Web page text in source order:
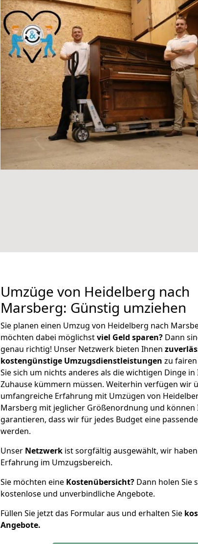
Umzüge von Heidelberg nach
Marsberg: Günstig umziehen
Sie planen einen Umzug von Heidelberg nach
möchten dabei möglichstviel Geld sparen? Dann
genau richtig! Unser Netzwerk bieten Ihnen
kostengünstige Umzugsdienstleistungen zu
Sie sich um nichts anderes als die wichtigen Dinge
Zuhause kümmern müssen. Weiterhin verfügen wir
umfangreiche Erfahrung mit Umzügen von
Marsberg mit jeglicher Größenordnung und können
garantieren, dass wir für jedes Budget eine
werden.
Unser Netzwerk ist sorgfältig ausgewählt, wir haben
Erfahrung im Umzugsbereich.
Sie möchten eine Kostenübersicht? Dann holen Sie
kostenlose und unverbindliche Angebote.
Füllen Sie jetzt das Formular aus und erhalten Sie
Angebote.